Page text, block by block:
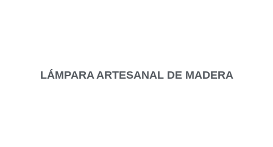
LÁMPARA ARTESANAL DE MADERA